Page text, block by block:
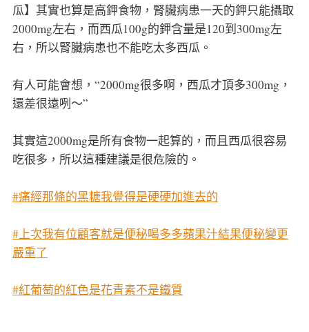
瓜】其實也算是高鉀食物，腎臟病患一天的鉀只能攝取
2000mg左右，而西瓜100g的鉀含量是120到300mg左
右，所以腎臟病患也不能吃太多西瓜。
有人可能會想，“2000mg很多啊，西瓜才頂多300mg，
還差很遠咧～”
其實這2000mg是所有食物一起算的，而且西瓜很容易
吃很多，所以這種建議是很危險的。
#痛經那條的黑糖我覺得是硬硬加進去的
#上次我有位顧客就是便秘喝多多蘋果汁結果便秘變更
嚴重了
#紅葡萄的紅色是花青素不是鐵質